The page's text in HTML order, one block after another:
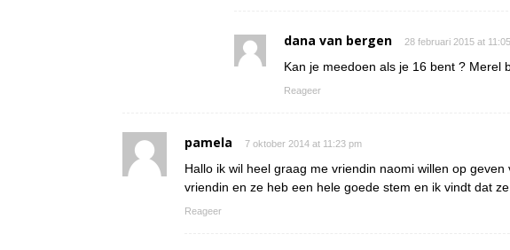
dana van bergen 28 februari 2015 at
Kan je meedoen als je 16 bent ? Merel
Reageer
pamela 7 oktober 2014 at 11:23 pm
Hallo ik wil heel graag me vriendin naomi willen op
vriendin en ze heb een hele goede stem en ik vindt dat
Reageer